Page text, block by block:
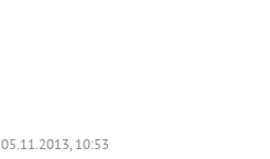
05.11.2013, 10:53